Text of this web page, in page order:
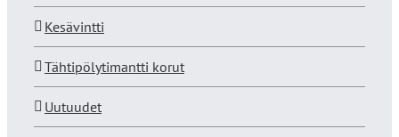
Kesävintti
Tähtipölytimantti korut
Uutuudet